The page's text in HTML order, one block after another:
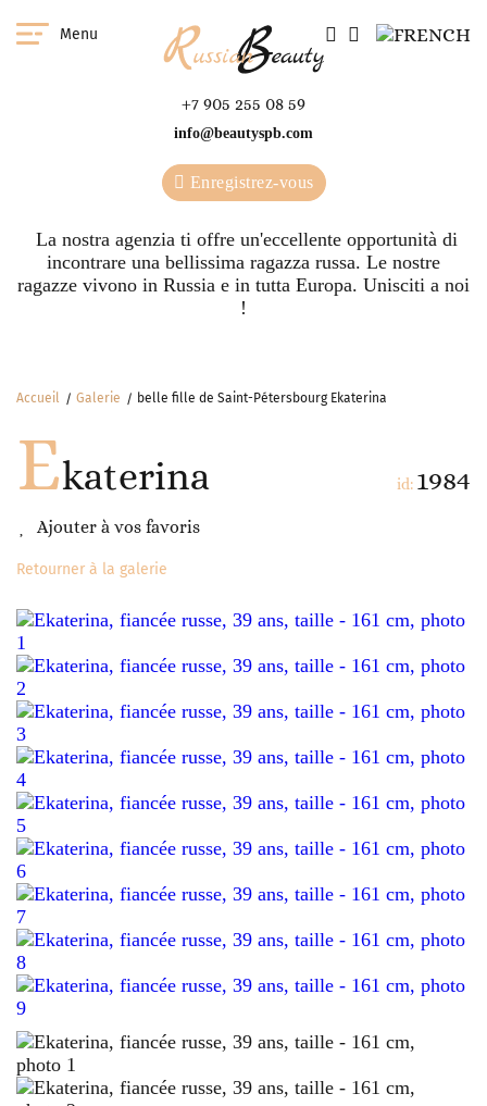
Menu
+7 905 255 08 59
info@beautyspb.com
Enregistrez-vous
La nostra agenzia ti offre un'eccellente opportunità di
incontrare una bellissima ragazza russa. Le nostre
ragazze vivono in Russia e in tutta Europa. Unisciti a noi
!
Accueil Galerie belle fille de Saint-Pétersbourg Ekaterina
Ekaterina
Ajouter à vos favoris
id: 1984
Retourner à la galerie